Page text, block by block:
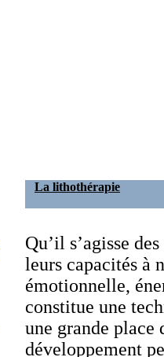
La lithothérapie
Qu’il s’agisse
leurs capacités à
émotionnelle,
constitue une
une grande place
développement